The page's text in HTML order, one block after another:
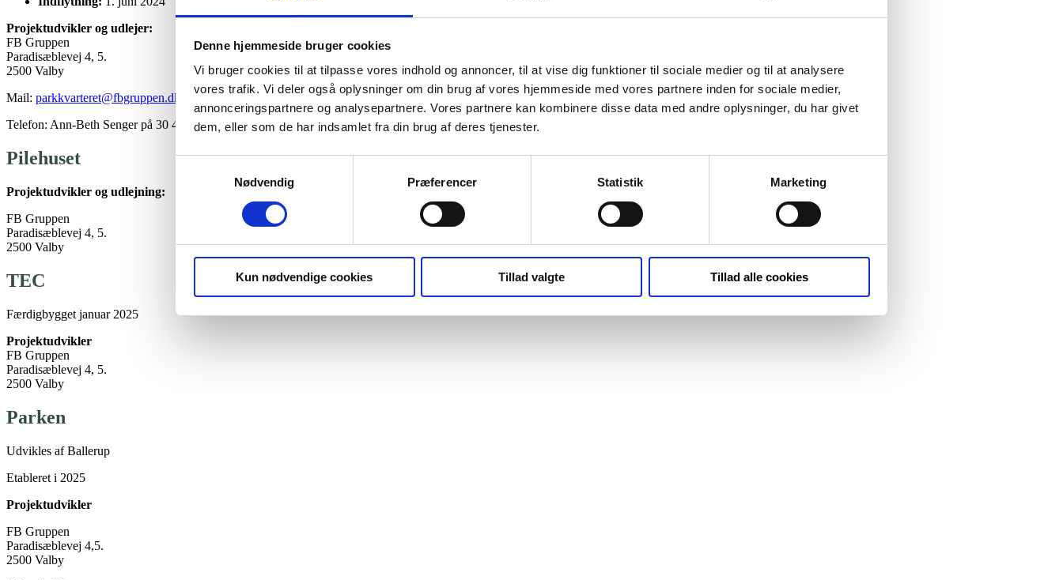
Denne hjemmeside bruger cookies
Vi bruger cookies til at tilpasse vores indhold og annoncer, til at vise dig funktioner til sociale medier og til at analysere
vores trafik. Vi deler også oplysninger om din brug af vores hjemmeside med vores partnere inden for sociale medier,
annonceringspartnere og analysepartnere. Vores partnere kan kombinere disse data med andre oplysninger, du har givet
dem, eller som de har indsamlet fra din brug af deres tjenester.
Nødvendig
Præferencer Statistik Marketing
Kun nødvendige cookies Tillad valgte Tillad alle cookies
Projektudvikler og udlejer:
FB Gruppen
Paradisæblevej 4, 5.
2500 Valby
Mail: parkkvarteret@fbgruppen.dk
Telefon: Ann-Beth Senger på 30 46 48 89
Pilehuset
Projektudvikler og udlejning:
FB Gruppen
Paradisæblevej 4, 5.
2500 Valby
TEC
Færdigbygget januar 2025
Projektudvikler
FB Gruppen
Paradisæblevej 4, 5.
2500 Valby
Parken
Udvikles af Ballerup
Etableret i 2025
Projektudvikler
FB Gruppen
Paradisæblevej 4,5.
2500 Valby